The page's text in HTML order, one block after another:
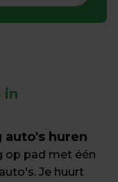
in
auto's huren
op pad met één
Je huurt